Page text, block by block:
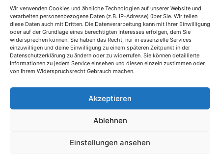
Wir verwenden Cookies und ähnliche Technologien auf unserer Website und
verarbeiten personenbezogene Daten (z.B. IP-Adresse) über Sie. Wir teilen
diese Daten auch mit Dritten. Die Datenverarbeitung kann mit Ihrer Einwilligung
oder auf der Grundlage eines berechtigten Interesses erfolgen, dem Sie
widersprechen können. Sie haben das Recht, nur in essenzielle Services
einzuwilligen und deine Einwilligung zu einem späteren Zeitpunkt in der
Datenschutzerklärung zu ändern oder zu widerrufen. Sie können detaillierte
Informationen zu jedem Service einsehen und diesen einzeln zustimmen oder
von Ihrem Widerspruchsrecht Gebrauch machen.
Akzeptieren
Ablehnen
Einstellungen ansehen
Mein Lübecker Konto genau das Richtige für Sie. Unsere
Kontomodelle Mein Lübecker Premium, Mein Lübecker Comfort
und Mein Lübecker Fresh bieten Ihnen etliche Inklusivleistungen.
Im Mein Lübecker Magazin erfahren Sie immer, was es Neues
gibt.
Die Mein Lübecker Kontomodelle
Datenverwendung
© S-Markt & Mehrwert & Sparkasse zu Lübeck, 2024